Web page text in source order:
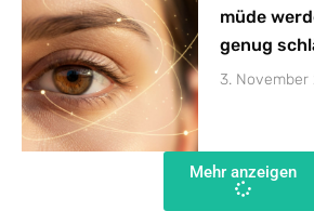
müde
genug
3. November
Mehr anzeigen